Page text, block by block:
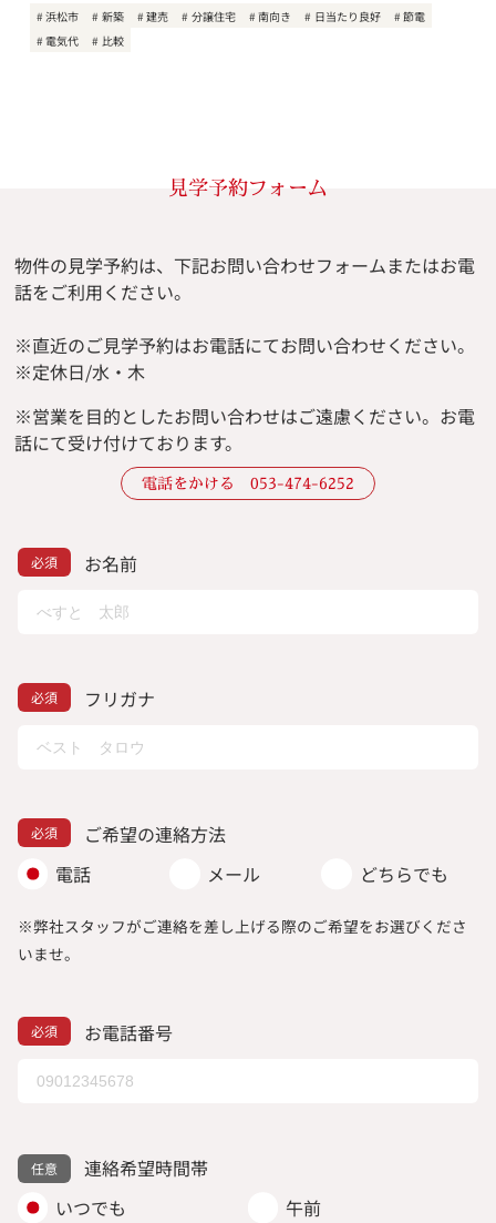
浜松市 新築 建売 分譲住宅 南向き 日当たり良好
節電
電気代
比較
見学予約フォーム
物件の見学予約は、下記お問い合わせフォームまたはお電
話をご利用ください。
※直近のご見学予約はお電話にてお問い合わせください。
※定休日/水・木
※営業を目的としたお問い合わせはご遠慮ください。 お電
話にて受け付けております。
電話をかける 053-474-6252
お名前
フリガナ
ご希望の連絡方法
電話
メール どちらでも
※弊社スタッフがご連絡を差し上げる際のご希望をお選びくださ
いませ。
お電話番号
連絡希望時間帯
いつでも
午前